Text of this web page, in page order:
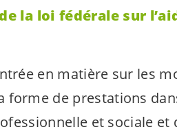
la loi fédérale sur
en matière sur les
de prestations
et sociale et